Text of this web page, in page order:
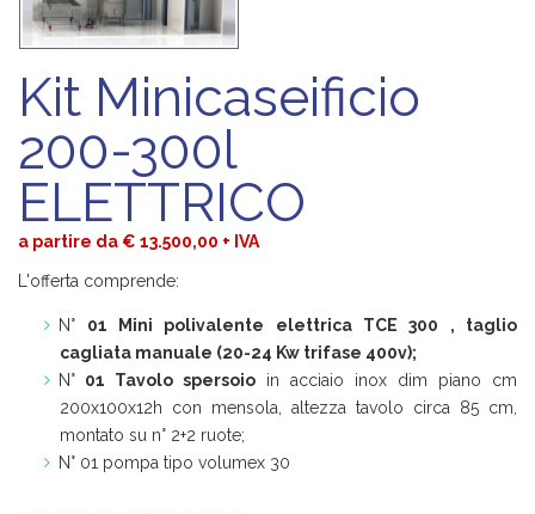
Kit Minicaseificio
200-300l
ELETTRICO
a partire da € 13.500,00 + IVA
L'offerta comprende:
N° 01 Mini polivalente elettrica TCE 300 , taglio
cagliata manuale (20-24 Kw trifase 400v);
N°01 Tavolo spersoioin acciaio inox dim piano cm
200x100x12h con mensola, altezza tavolo circa 85 cm,
montato su n° 2+2 ruote;
N° 01 pompa tipo volumex 30